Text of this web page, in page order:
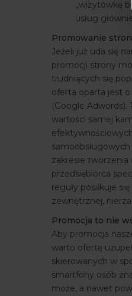
„wizytówkę
usług
Promowanie
Jeżeli już uda się
promocji strony
trudniących się
oferta oparta jest
(Google
wartości samej
zakresie
przedsiębiorca
reguły posiłkuje
zewnętrznej,
Promocja to nie
Aby promocja
warto ofertę
skierowanych w
smartfony osób
może, a nawet